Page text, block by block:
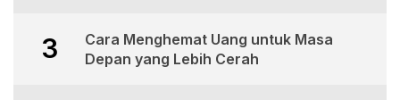
3
Cara Menghemat Uang untuk Masa
Depan yang Lebih Cerah